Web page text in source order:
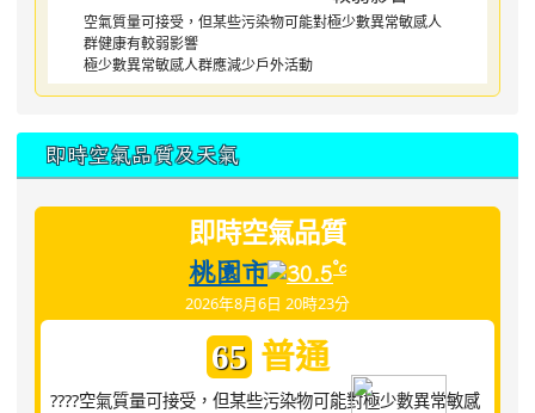
空氣質量可接受，但某些污染物可能對極少數異常敏感人
群健康有較弱影響
極少數異常敏感人群應減少戶外活動
即時空氣品質及天氣
即時空氣品質
桃園市 30.5°c
2026年8月6日 20時23分
65 普通
????空氣質量可接受，但某些污染物可能對極少數異常敏感